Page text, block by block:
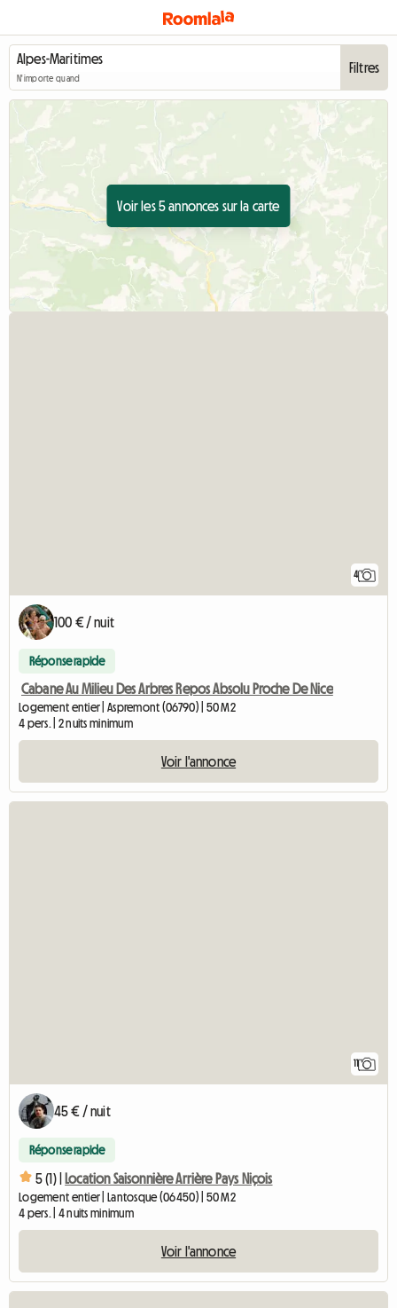
N'importe quand
Filtres
Voir les 5 annonces sur la carte
4
100 € / nuit
Réponse rapide
Cabane Au Milieu Des Arbres Repos Absolu Proche De Nice
Logement entier | Aspremont (06790) | 50 M2
4 pers. | 2 nuits minimum
Voir l'annonce
11
45 € / nuit
Réponse rapide
5 (1) | Location Saisonnière Arrière Pays Niçois
Logement entier | Lantosque (06450) | 50 M2
4 pers. | 4 nuits minimum
Voir l'annonce